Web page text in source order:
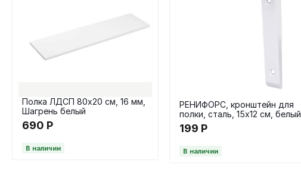
Полка ЛДСП 80х20 см, 16 мм,
Шагрень белый
690 Р
В наличии
РЕНИФОРС, кронштейн для
полки, сталь, 15х12 см, белый
199 Р
В наличии